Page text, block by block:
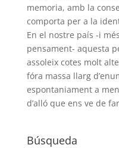
memoria, amb la
comporta per a la
En el nostre país -i
pensament- aquesta
assoleix cotes molt
fóra massa llarg
espontaniament a
d’alló que ens ve de
Búsqueda